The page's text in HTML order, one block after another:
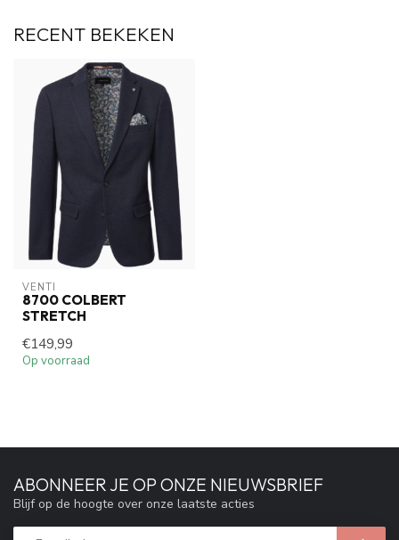
RECENT BEKEKEN
VENTI
8700 COLBERT
STRETCH
€149,99
Op voorraad
ABONNEER JE OP ONZE NIEUWSBRIEF
Blijf op de hoogte over onze laatste acties